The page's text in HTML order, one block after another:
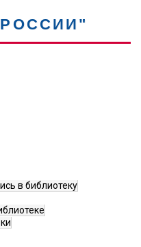
в библиотеку